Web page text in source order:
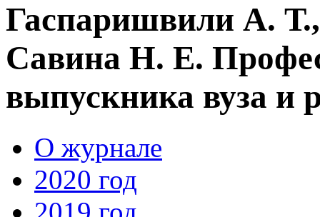
Гаспаришвили А.
Савина Н. Е.
выпускника вуза и
О журнале
2020 год